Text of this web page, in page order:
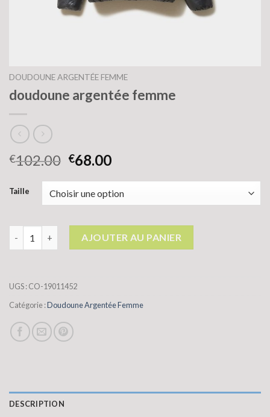
DOUDOUNE ARGENTÉE FEMME
doudoune argentée femme
€102.00 €68.00
Taille
quantité de doudoune argentée femme
AJOUTER AU PANIER
UGS :CO-19011452
Catégorie :Doudoune Argentée Femme
DESCRIPTION